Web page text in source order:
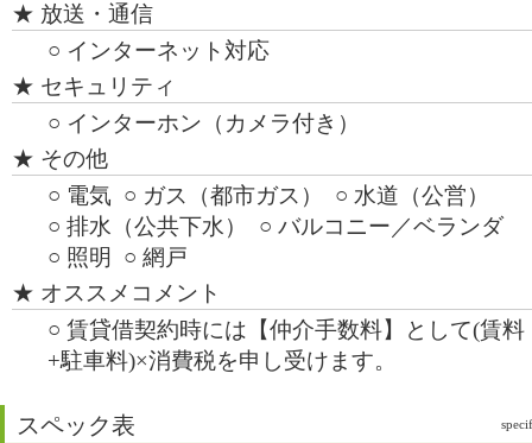
★ 放送・通信
○ インターネット対応
★ セキュリティ
○ インターホン（カメラ付き）
★ その他
○ 電気 ○ ガス（都市ガス）
○ 水道（公営）
○ 排水（公共下水）
○ バルコニー／ベランダ
○ 照明
○ 網戸
★ オススメコメント
○ 賃貸借契約時には【仲介手数料】として(賃料
+駐車料)×消費税を申し受けます。
スペック表